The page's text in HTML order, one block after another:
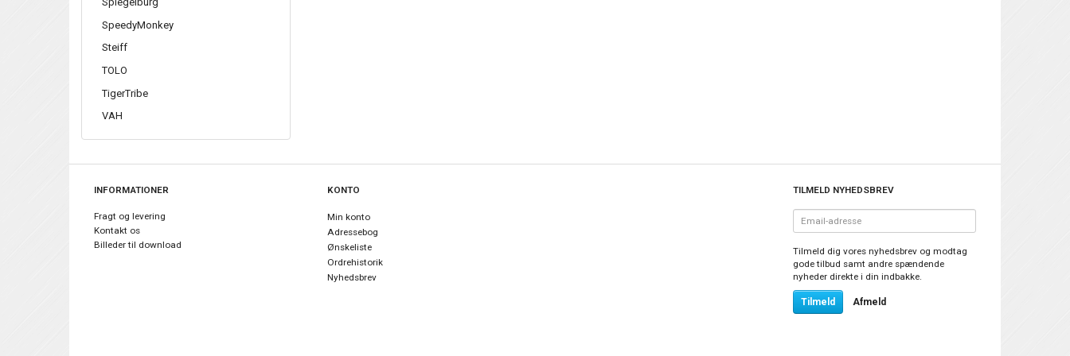
SpeedyMonkey
Steiff
TOLO
TigerTribe
VAH
INFORMATIONER
Fragt og levering
Kontakt os
Billeder til download
KONTO
Min konto
Adressebog
Ønskeliste
Ordrehistorik
Nyhedsbrev
TILMELD NYHEDSBREV
adresse
Tilmeld dig vores nyhedsbrev og modtag
gode tilbud samt andre spændende
nyheder direkte i din indbakke.
Tilmeld Afmeld